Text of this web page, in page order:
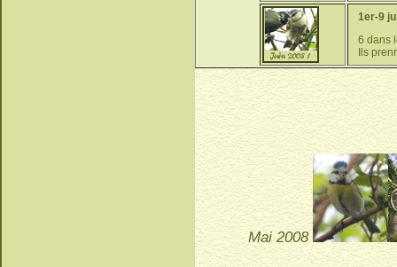
1er-9
6 dans
Ils
Mai 2008